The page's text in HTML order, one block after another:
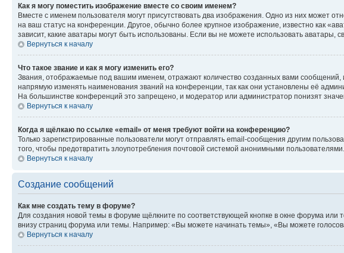
Как я могу поместить изображение вместе со своим именем?
Вместе с именем пользователя могут присутствовать два изображения. Одно из них может
на ваш статус на конференции. Другое, обычно более крупное изображение, известно как
зависит, какие аватары могут быть использованы. Если вы не можете использовать
Вернуться к началу
Что такое звание и как я могу изменить его?
Звания, отображаемые под вашим именем, отражают количество созданных вами
напрямую изменять наименования званий на конференции, так как они установлены её
На большинстве конференций это запрещено, и модератор или администратор понизят
Вернуться к началу
Когда я щёлкаю по ссылке «email» от меня требуют войти на конференцию?
Только зарегистрированные пользователи могут отправлять email-сообщения другим
того, чтобы предотвратить злоупотребления почтовой системой анонимными пользователями.
Вернуться к началу
Создание сообщений
Как мне создать тему в форуме?
Для создания новой темы в форуме щёлкните по соответствующей кнопке в окне форума
внизу страниц форума или темы. Например: «Вы можете начинать темы», «Вы можете
Вернуться к началу